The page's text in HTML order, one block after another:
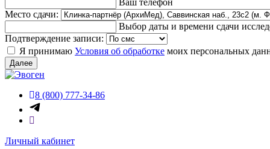
Ваш телефон
Место сдачи:
Выбор даты и времени сдачи
Подтверждение записи:
Я принимаю Условия об обработке моих персональных
Далее
8 (800) 777-34-86
Личный кабинет